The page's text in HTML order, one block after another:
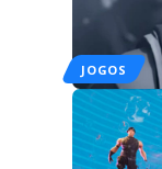
JOGOS